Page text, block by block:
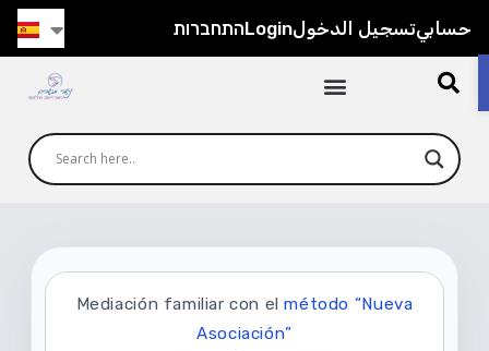
התחברותLoginتسجيل الدخولحسابي
Mediación familiar con elmétodo “Nueva
Asociación”